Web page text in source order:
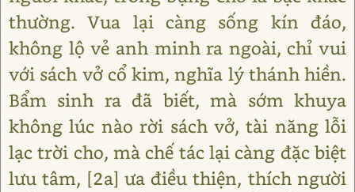
thường. Vua lại càng sống kín đáo,
không lộ vẻ anh minh ra ngoài, chỉ vui
với sách vở cổ kim, nghĩa lý thánh hiền.
Bẩm sinh ra đã biết, mà sớm khuya
không lúc nào rời sách vở, tài năng lỗi
lạc trời cho, mà chế tác lại càng đặc biệt
lưu tâm, [2a] ưa điều thiện, thích người